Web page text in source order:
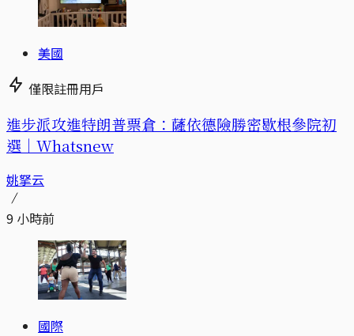
美國
僅限註冊用戶
進步派攻進特朗普票倉：薩依德險勝密歇根參院初
選｜Whatsnew
姚拏云
9 小時前
國際